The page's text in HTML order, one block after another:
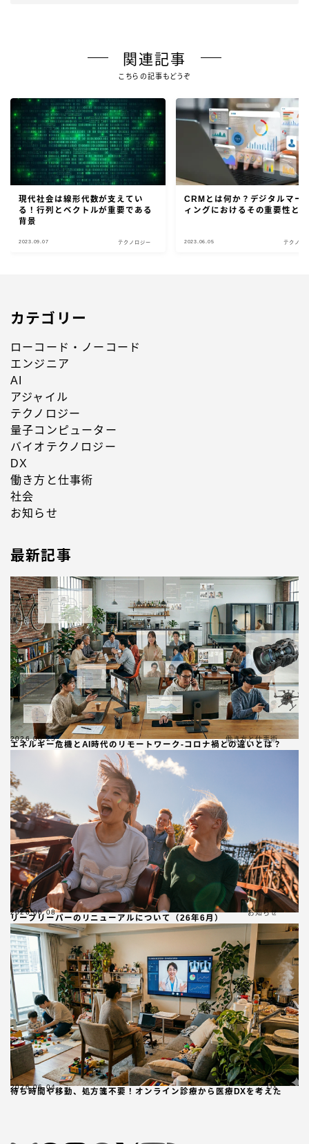
Follow Me
関連記事
こちらの記事もどうぞ
現代社会は線形代数が支えてい
る！行列とベクトルが重要である
背景
2023.09.07 テクノロジー
CRMとは何か？デジタルマー
ィングにおけるその重要性と
2023.06.05 テクノロ
カテゴリー
ローコード・ノーコード
エンジニア
AI
アジャイル
テクノロジー
量子コンピューター
バイオテクノロジー
DX
働き方と仕事術
社会
お知らせ
最新記事
エネルギー危機とAI時代のリモートワーク-コロナ禍との違いとは？
2026.06.25 働き方と仕事術
リープリーパーのリニューアルについて（26年6月）
2026.06.08 お知らせ
待ち時間や移動、処方箋不要！オンライン診療から医療DXを考えた
2026.06.04 DX